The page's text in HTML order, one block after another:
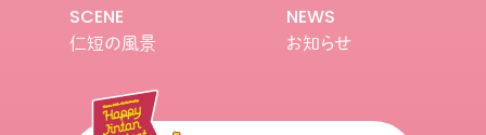
SCENE
仁短の風景
NEWS
お知らせ